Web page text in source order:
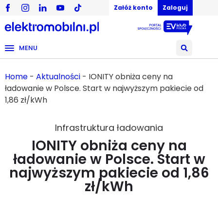
Załóż konto Zaloguj
MENU
Home - Aktualności - IONITY obniża ceny na
ładowanie w Polsce. Start w najwyższym pakiecie od
1,86 zł/kWh
Infrastruktura ładowania
IONITY obniża ceny na
ładowanie w Polsce. Start w
najwyższym pakiecie od 1,86
zł/kWh